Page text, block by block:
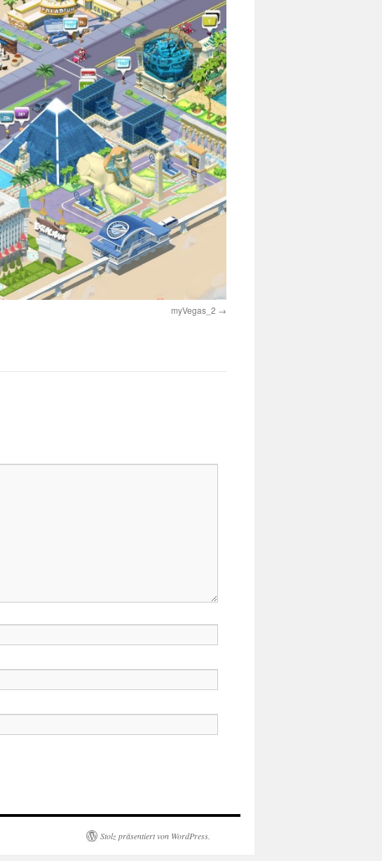
myVegas_2
Stolz präsentiert von WordPress.